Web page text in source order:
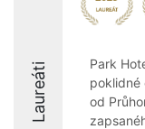
Laureáti
Park
poklidné
od